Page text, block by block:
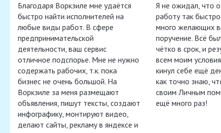
Благодаря Воркзиле мне удаётся
быстро найти исполнителей на
любые виды работ. В сфере
предпринимательской
деятельности, ваш сервис
отличное подспорье. Мне не нужно
содержать рабочих, т.к. пока
бизнес не очень большой. На
Воркзиле за меня размещают
объявления, пишут тексты, создают
инфографику, монтируют видео,
делают сайты, рекламу в яндексе и
Я не ожидал, что
работу так
много желающих
поручение. Всё
чётко в срок, и
всем моим
кинул себе ещё
как точно знаю,
своим Личным
ещё много раз!